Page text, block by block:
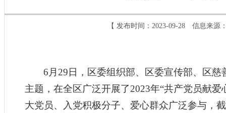
【 发布时间：2023-09-28 信息来源
6月29日，区委组织部、区委宣传部、区
主题，在全区广泛开展了2023年“共产党员献
大党员、入党积极分子、爱心群众广泛参与，